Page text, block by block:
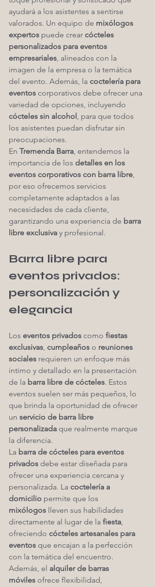
ayudará a los asistentes a sentirse
valorados. Un equipo de mixólogos
expertos puede crear cócteles
personalizados para eventos
empresariales, alineados con la
imagen de la empresa o la temática
del evento. Además, la coctelería para
eventos corporativos debe ofrecer una
variedad de opciones, incluyendo
cócteles sin alcohol, para que todos
los asistentes puedan disfrutar sin
preocupaciones.
En Tremenda Barra, entendemos la
importancia de los detalles en los
eventos corporativos con barra libre,
por eso ofrecemos servicios
completamente adaptados a las
necesidades de cada cliente,
garantizando una experiencia de barra
libre exclusiva y profesional.
Barra libre para
eventos privados:
personalización y
elegancia
Los eventos privados como fiestas
exclusivas, cumpleaños o reuniones
sociales requieren un enfoque más
íntimo y detallado en la presentación
de la barra libre de cócteles. Estos
eventos suelen ser más pequeños, lo
que brinda la oportunidad de ofrecer
un servicio de barra libre
personalizada que realmente marque
la diferencia.
La barra de cócteles para eventos
privados debe estar diseñada para
ofrecer una experiencia cercana y
personalizada. La coctelería a
domicilio permite que los
mixólogos lleven sus habilidades
directamente al lugar de la fiesta,
ofreciendo cócteles artesanales para
eventos que encajan a la perfección
con la temática del encuentro.
Además, el alquiler de barras
móviles ofrece flexibilidad,